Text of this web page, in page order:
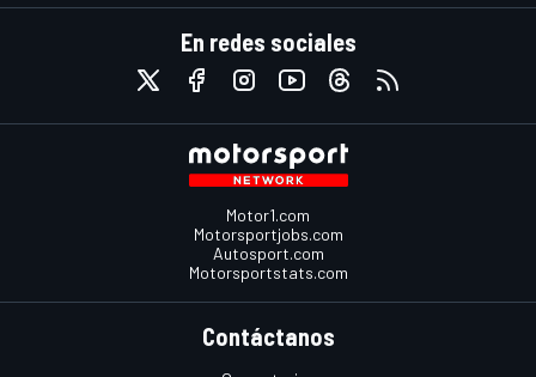
En redes sociales
Motor1.com
Motorsportjobs.com
Autosport.com
Motorsportstats.com
Contáctanos